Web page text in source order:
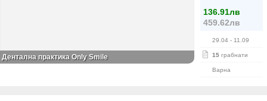
136.91лв
459.62лв
29.04 - 11.09
15 грабнати
Варна
Дентална практика Only Smile